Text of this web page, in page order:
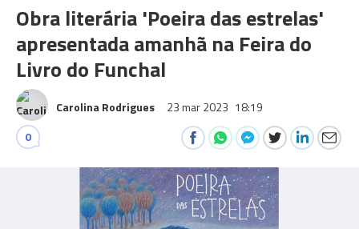
Obra literária 'Poeira das estrelas'
apresentada amanhã na Feira do
Livro do Funchal
Carolina Rodrigues 23 mar 2023 18:19
0